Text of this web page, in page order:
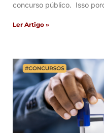
concurso público. Isso
Ler Artigo »